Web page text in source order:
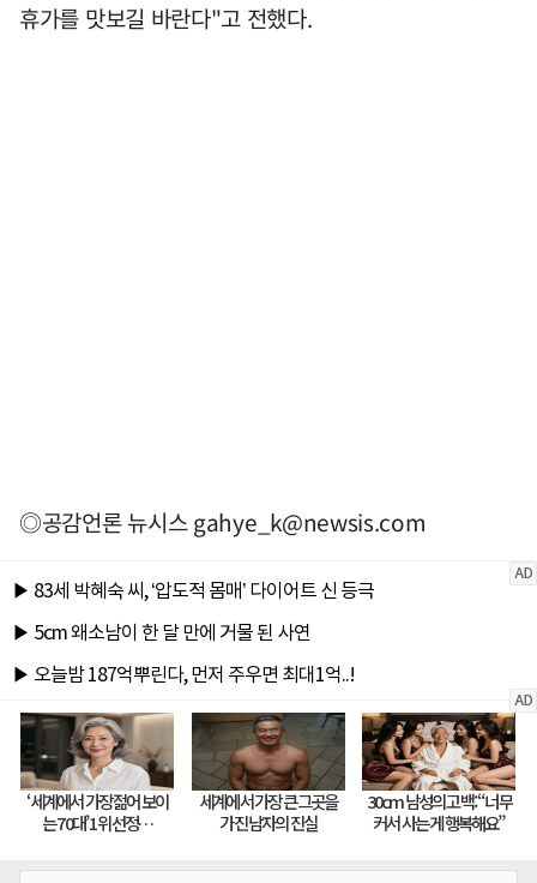
휴가를 맛보길 바란다"고 전했다.
◎공감언론 뉴시스gahye_k@newsis.com